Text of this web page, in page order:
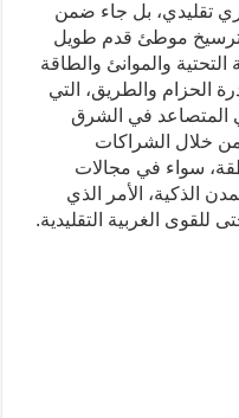
تقليدي، بل جاء ضمن
ترسيخ موطئ قدم طويل
والموانئ والطاقة
الحزام والطريق، التي
المتصاعد في الشرق
خلال الشراكات
سواء في مجالات
الذكية، الأمر الذي
للقوى الغربية التقليدية.